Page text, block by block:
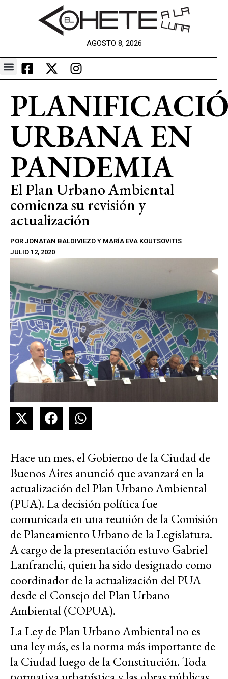
AGOSTO 8, 2026
URBANA EN
PANDEMIA
El Plan Urbano Ambiental
comienza su revisión y
actualización
POR JONATAN BALDIVIEZO Y MARÍA EVA KOUTSOVITIS
JULIO 12, 2020
Hace un mes, el Gobierno de la Ciudad de
Buenos Aires anunció que avanzará en la
actualización del Plan Urbano Ambiental
(PUA). La decisión política fue
comunicada en una reunión de la Comisión
de Planeamiento Urbano dela Legislatura.
A cargo de la presentación estuvo Gabriel
Lanfranchi, quien ha sido designado como
coordinador de la actualización del PUA
desde el Consejo del Plan Urbano
Ambiental (COPUA).
La Ley de Plan Urbano Ambiental no es
una ley más, es la norma más importante de
la Ciudad luego de la Constitución. Toda